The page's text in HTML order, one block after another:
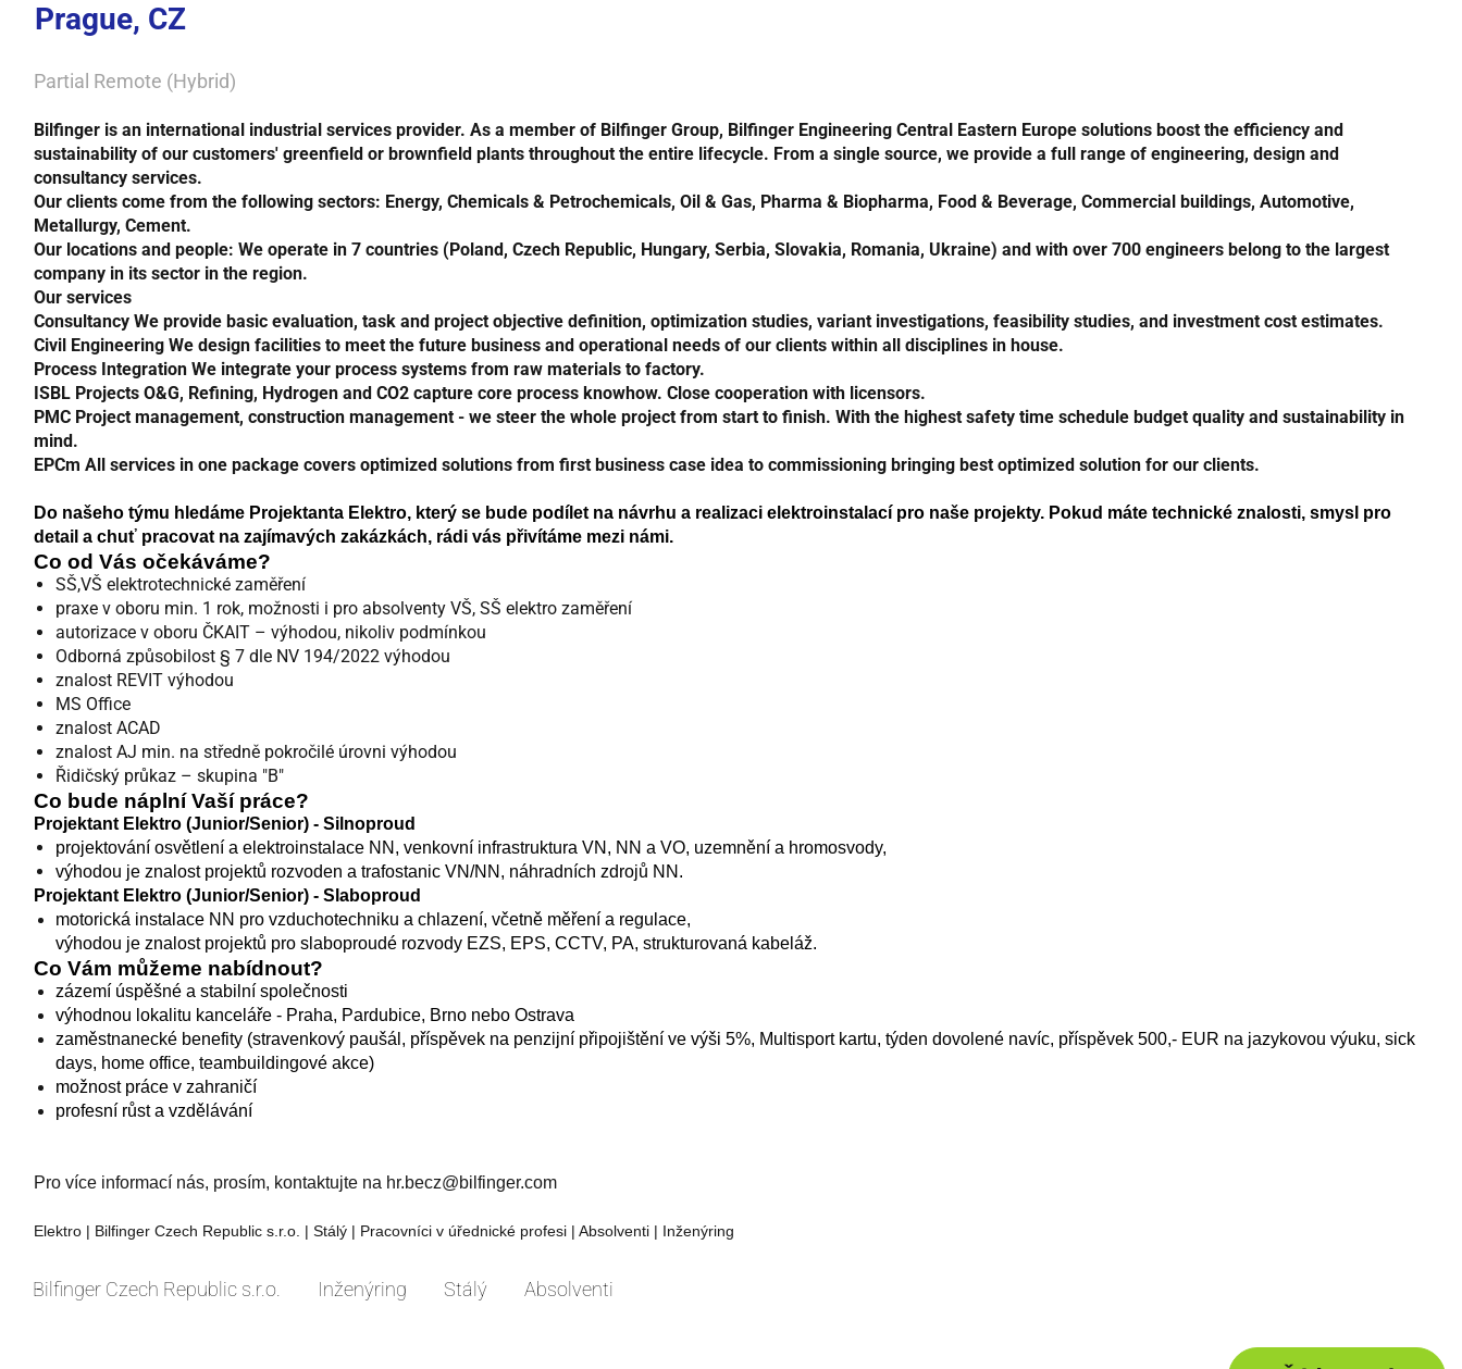
Prague, CZ
Partial Remote (Hybrid)
Bilfinger is an international industrial services provider. As a member of Bilfinger Group, Bilfinger Engineering Central Eastern Europe solutions boost the efficiency and
sustainability of our customers' greenfield or brownfield plants throughout the entire lifecycle. From a single source, we provide a full range of engineering, design and
consultancy services.
Our clients come from the following sectors: Energy, Chemicals & Petrochemicals, Oil & Gas, Pharma & Biopharma, Food & Beverage, Commercial buildings, Automotive,
Metallurgy, Cement.
Our locations and people: We operate in 7 countries (Poland, Czech Republic, Hungary, Serbia, Slovakia, Romania, Ukraine) and with over 700 engineers belong to the largest
company in its sector in the region.
Our services
Consultancy We provide basic evaluation, task and project objective definition, optimization studies, variant investigations, feasibility studies, and investment cost estimates.
Civil Engineering We design facilities to meet the future business and operational needs of our clients within all disciplines in house.
Process Integration We integrate your process systems from raw materials to factory.
ISBL Projects O&G, Refining, Hydrogen and CO2 capture core process knowhow. Close cooperation with licensors.
PMC Project management, construction management - we steer the whole project from start to finish. With the highest safety time schedule budget quality and sustainability in
mind.
EPCm All services in one package covers optimized solutions from first business case idea to commissioning bringing best optimized solution for our clients.
Do našeho týmu hledáme Projektanta Elektro, který se bude podílet na návrhu a realizaci elektroinstalací pro naše projekty. Pokud máte technické znalosti, smysl pro
detail a chuť pracovat na zajímavých zakázkách, rádi vás přivítáme mezi námi.
Co od Vás očekáváme?
SŠ,VŠ elektrotechnické zaměření
praxe v oboru min. 1 rok, možnosti i pro absolventy VŠ, SŠ elektro zaměření
autorizace v oboru ČKAIT – výhodou, nikoliv podmínkou
Odborná způsobilost § 7 dle NV 194/2022 výhodou
znalost REVIT výhodou
MS Office
znalost ACAD
znalost AJ min. na středně pokročilé úrovni výhodou
Řidičský průkaz – skupina "B"
Co bude náplní Vaší práce?
Projektant Elektro (Junior/Senior) - Silnoproud
projektování osvětlení a elektroinstalace NN, venkovní infrastruktura VN, NN a VO, uzemnění a hromosvody,
výhodou je znalost projektů rozvoden a trafostanic VN/NN, náhradních zdrojů NN.
Projektant Elektro (Junior/Senior) - Slaboproud
motorická instalace NN pro vzduchotechniku a chlazení, včetně měření a regulace,
výhodou je znalost projektů pro slaboproudé rozvody EZS, EPS, CCTV, PA, strukturovaná kabeláž.
Co Vám můžeme nabídnout?
zázemí úspěšné a stabilní společnosti
výhodnou lokalitu kanceláře - Praha, Pardubice, Brno nebo Ostrava
zaměstnanecké benefity (stravenkový paušál, příspěvek na penzijní připojištění ve výši 5%, Multisport kartu, týden dovolené navíc, příspěvek 500,- EUR na jazykovou výuku, sick
days, home office, teambuildingové akce)
možnost práce v zahraničí
profesní růst a vzdělávání
Pro více informací nás, prosím, kontaktujte na hr.becz@bilfinger.com
Elektro | Bilfinger Czech Republic s.r.o. | Stálý | Pracovníci v úřednické profesi | Absolventi | Inženýring
Bilfinger Czech Republic s.r.o. Inženýring Stálý Absolventi